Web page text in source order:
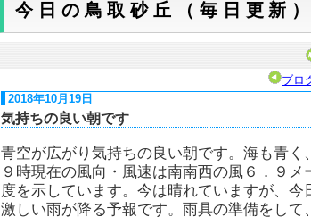
今日の鳥取砂丘（毎日更新）
ブロ
2018年10月19日
気持ちの良い朝です
青空が広がり気持ちの良い朝です。海も青
９時現在の風向・風速は南南西の風６．９
度を示しています。今は晴れていますが、
激しい雨が降る予報です。雨具の準備をし